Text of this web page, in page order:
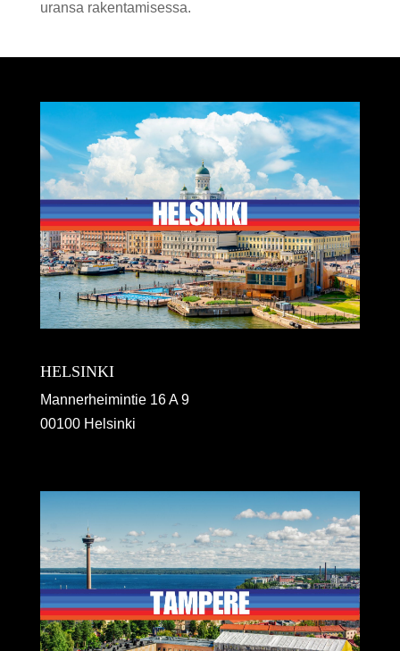
uransa rakentamisessa.
HELSINKI
Mannerheimintie 16 A 9
00100 Helsinki